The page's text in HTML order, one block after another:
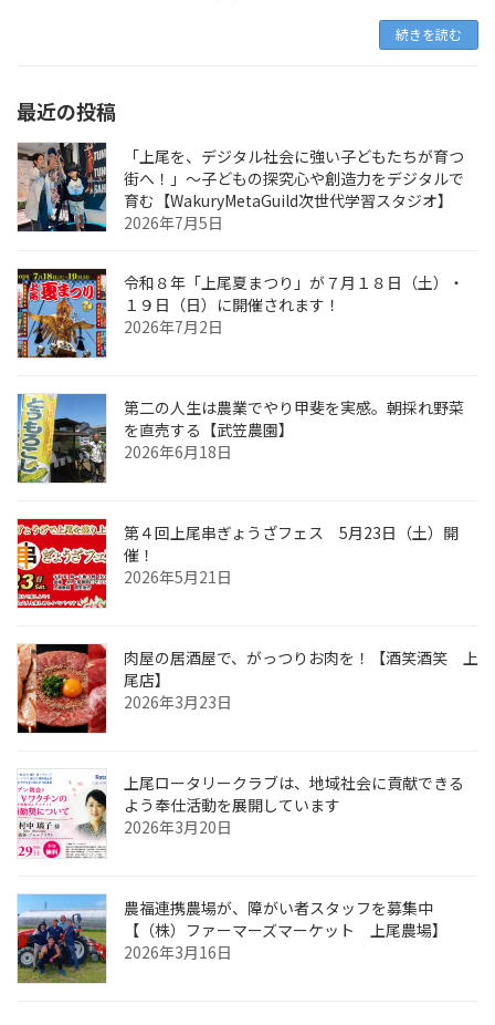
続きを読む
最近の投稿
「上尾を、デジタル社会に強い子どもたちが育つ
街へ！」〜子どもの探究心や創造力をデジタルで
育む【WakuryMetaGuild次世代学習スタジオ】
2026年7月5日
令和８年「上尾夏まつり」が７月１８日（土）・
１９日（日）に開催されます！
2026年7月2日
第二の人生は農業でやり甲斐を実感。朝採れ野菜
を直売する【武笠農園】
2026年6月18日
第４回上尾串ぎょうざフェス 5月23日（土）開
催！
2026年5月21日
肉屋の居酒屋で、がっつりお肉を！【酒笑酒笑 上
尾店】
2026年3月23日
上尾ロータリークラブは、地域社会に貢献できる
よう奉仕活動を展開しています
2026年3月20日
農福連携農場が、障がい者スタッフを募集中
【（株）ファーマーズマーケット 上尾農場】
2026年3月16日